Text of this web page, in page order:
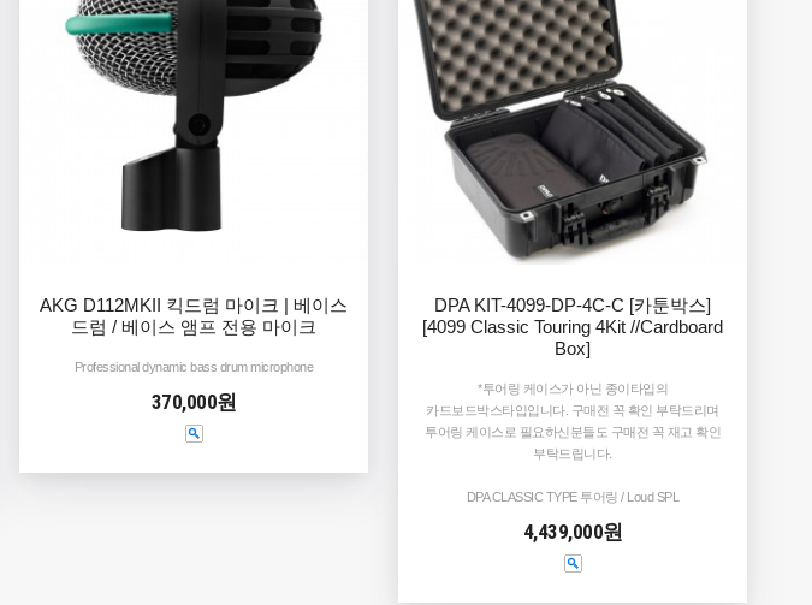
AKG D112MKII 킥드럼 마이크 | 베이스
드럼 / 베이스 앰프 전용 마이크
Professional dynamic bass drum microphone
370,000원
DPA KIT-4099-DP-4C-C [카툰박스]
[4099 Classic Touring 4Kit //Cardboard
Box]
*투어링 케이스가 아닌 종이타입의
카드보드박스타입입니다. 구매전 꼭 확인 부탁드리며
투어링 케이스로 필요하신분들도 구매전 꼭 재고 확인
부탁드립니다.
DPA CLASSIC TYPE 투어링 / Loud SPL
4,439,000원